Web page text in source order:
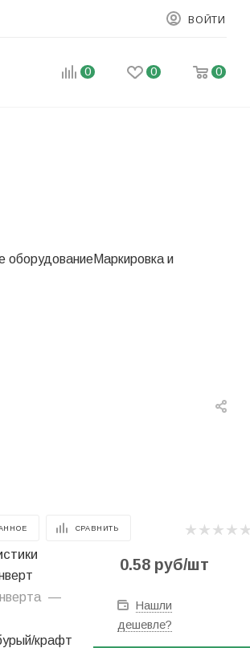
ВОЙТИ
0 0 0
оборудованиеМаркировка и
СРАВНИТЬ
—
крафт
0.58 руб/шт
Нашли
дешевле?